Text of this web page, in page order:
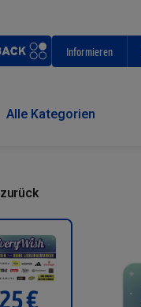
Informieren
Alle Kategorien
zurück